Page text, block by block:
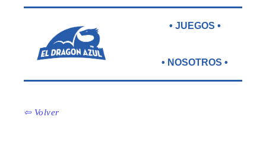
• JUEGOS •
• NOSOTROS •
⇦ Volver